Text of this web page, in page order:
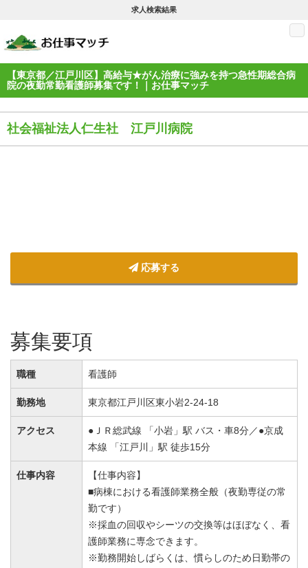
求人検索結果
【東京都／江戸川区】高給与★がん治療に強みを持つ急性期総合病
院の夜勤常勤看護師募集です！｜お仕事マッチ
社会福祉法人仁生社 江戸川病院
応募する
募集要項
職種 看護師
勤務地 東京都江戸川区東小岩2-24-18
アクセス
●ＪＲ総武線 「小岩」駅 バス・車8分／●京成
本線 「江戸川」駅 徒歩15分
仕事内容
【仕事内容】
■病棟における看護師業務全般（夜勤専従の常
勤です）
※採血の回収やシーツの交換等はほぼなく、看
護師業務に専念できます。
※勤務開始しばらくは、慣らしのため日勤帯の